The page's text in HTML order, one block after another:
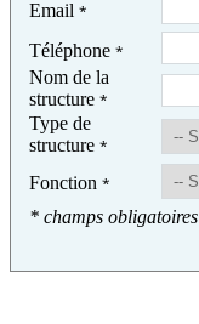
Email *
Téléphone *
Nom de la
structure *
Type de
structure *
Fonction *
* champs obligatoires